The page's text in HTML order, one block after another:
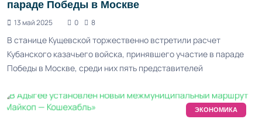
параде Победы в Москве
13 май 2025 0 8
В станице Кущевской торжественно встретили расчет
Кубанского казачьего войска, принявшего участие в параде
Победы в Москве, среди них пять представителей
ЭКОНОМИКА